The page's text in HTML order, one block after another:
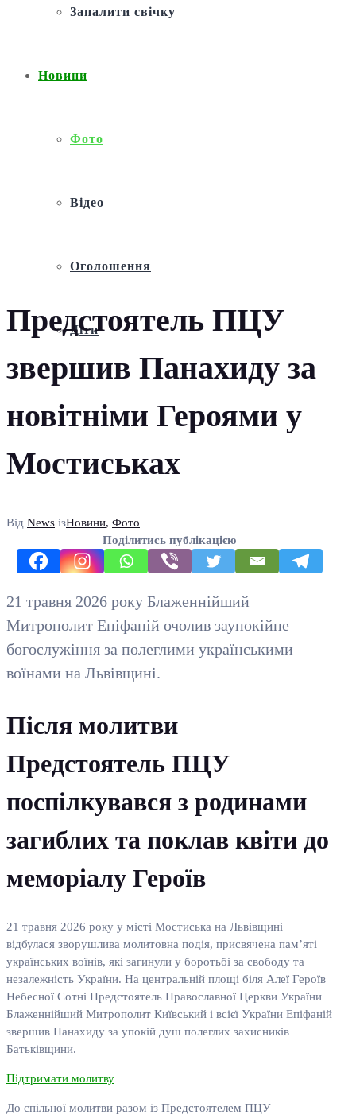
Запалити свічку
Новини
Фото
Відео
Оголошення
Діти
Предстоятель ПЦУ
звершив Панахиду за
новітніми Героями у
Мостиськах
Від News ізНовини, Фото
Поділитись публікацією
21 травня 2026 року Блаженнійший
Митрополит Епіфаній очолив заупокійне
богослужіння за полеглими українськими
воїнами на Львівщині.
Після молитви
Предстоятель ПЦУ
поспілкувався з родинами
загиблих та поклав квіти до
меморіалу Героїв
21 травня 2026 року у місті Мостиська на Львівщині
відбулася зворушлива молитовна подія, присвячена пам’яті
українських воїнів, які загинули у боротьбі за свободу та
незалежність України. На центральній площі біля Алеї Героїв
Небесної Сотні Предстоятель Православної Церкви України
Блаженнійший Митрополит Київський і всієї України Епіфаній
звершив Панахиду за упокій душ полеглих захисників
Батьківщини.
Підтримати молитву
До спільної молитви разом із Предстоятелем ПЦУ